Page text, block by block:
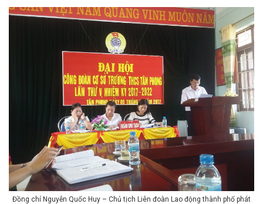
Đồng chí Nguyễn Quốc Huy – Chủ tịch Liên đoàn Lao động thành phố phát